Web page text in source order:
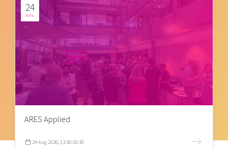
24
AUG
ARES Applied
24 Aug 2026, 13:30-16:30